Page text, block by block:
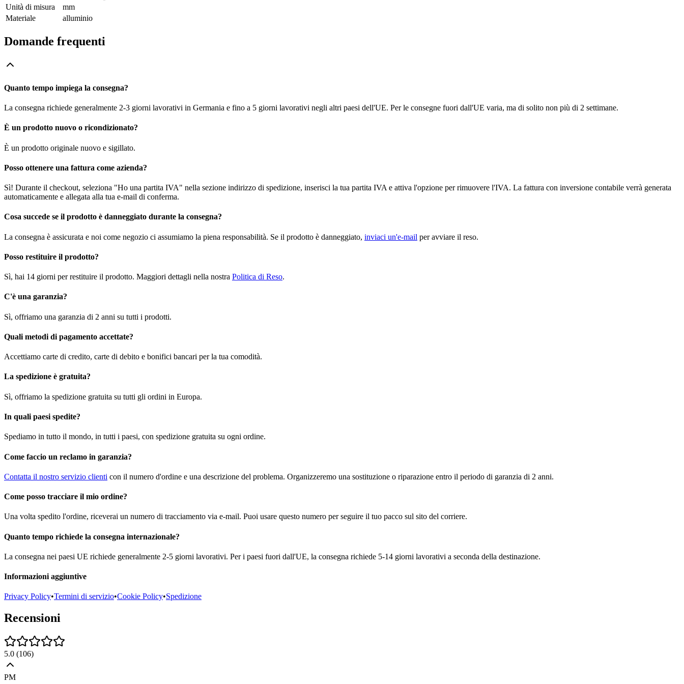
Unità di misura
mm
Materiale
alluminio
Domande frequenti
Quanto tempo impiega la consegna?
La consegna richiede generalmente 2-3 giorni lavorativi in Germania e fino a 5 giorni lavorativi negli altri paesi dell'UE. Per le consegne fuori dall'UE varia, ma di solito non più di 2 settimane.
È un prodotto nuovo o ricondizionato?
È un prodotto originale nuovo e sigillato.
Posso ottenere una fattura come azienda?
Sì! Durante il checkout, seleziona "Ho una partita IVA" nella sezione indirizzo di spedizione, inserisci la tua partita IVA e attiva l'opzione per rimuovere l'IVA. La fattura con inversione contabile verrà generata
automaticamente e allegata alla tua e-mail di conferma.
Cosa succede se il prodotto è danneggiato durante la consegna?
La consegna è assicurata e noi come negozio ci assumiamo la piena responsabilità. Se il prodotto è danneggiato, inviaci un'e-mail per avviare il reso.
Posso restituire il prodotto?
Sì, hai 14 giorni per restituire il prodotto. Maggiori dettagli nella nostra Politica di Reso.
C'è una garanzia?
Sì, offriamo una garanzia di 2 anni su tutti i prodotti.
Quali metodi di pagamento accettate?
Accettiamo carte di credito, carte di debito e bonifici bancari per la tua comodità.
La spedizione è gratuita?
Sì, offriamo la spedizione gratuita su tutti gli ordini in Europa.
In quali paesi spedite?
Spediamo in tutto il mondo, in tutti i paesi, con spedizione gratuita su ogni ordine.
Come faccio un reclamo in garanzia?
Contatta il nostro servizio clienti con il numero d'ordine e una descrizione del problema. Organizzeremo una sostituzione o riparazione entro il periodo di garanzia di 2 anni.
Come posso tracciare il mio ordine?
Una volta spedito l'ordine, riceverai un numero di tracciamento via e-mail. Puoi usare questo numero per seguire il tuo pacco sul sito del corriere.
Quanto tempo richiede la consegna internazionale?
La consegna nei paesi UE richiede generalmente 2-5 giorni lavorativi. Per i paesi fuori dall'UE, la consegna richiede 5-14 giorni lavorativi a seconda della destinazione.
Informazioni aggiuntive
Privacy Policy•Termini di servizio•Cookie Policy•Spedizione
Recensioni
5.0 (106)
PM